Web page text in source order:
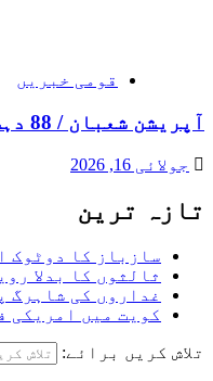
قومی خبریں
آپریشن شعبان / 88 دہشت گرد ہلاک
جولائی 16, 2026
تازہ ترین
سازباز کا دوٹوک
ثالثوں کا بدلا
غداروں کی شاہرگ
کویت میں امریکی
تلاش کریں برائے: